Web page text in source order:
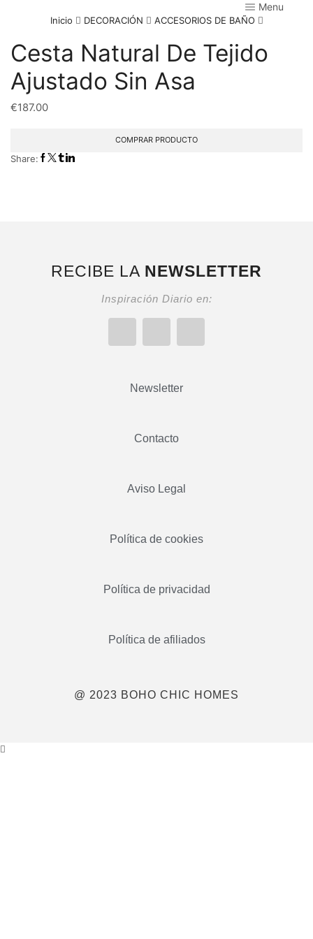
Menu
Inicio DECORACIÓN ACCESORIOS DE BAÑO
Cesta Natural De Tejido
Ajustado Sin Asa
€187.00
COMPRAR PRODUCTO
Share:
RECIBE LA NEWSLETTER
Inspiración Diario en:
Newsletter
Contacto
Aviso Legal
Política de cookies
Política de privacidad
Política de afiliados
@ 2023 BOHO CHIC HOMES